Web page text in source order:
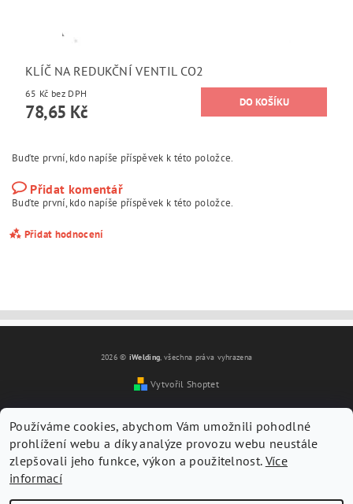
KLÍČ NA REDUKČNÍ VENTIL CO2
65 Kč bez DPH
78,65 Kč
Buďte první, kdo napíše příspěvek k této položce.
Přidat komentář
Buďte první, kdo napíše příspěvek k této položce.
Přidat hodnocení
Vložením hodnocení souhlasíte s
2026 © iWelding, všechna práva vyhrazena
Vytvořil Shoptet
Používáme cookies, abychom Vám umožnili pohodlné
prohlížení webu a díky analýze provozu webu neustále
zlepšovali jeho funkce, výkon a použitelnost. Více
informací